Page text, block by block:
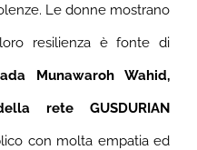
Le donne mostrano
resilienza è fonte di
Munawaroh Wahid,
rete GUSDURIAN
con molta empatia ed